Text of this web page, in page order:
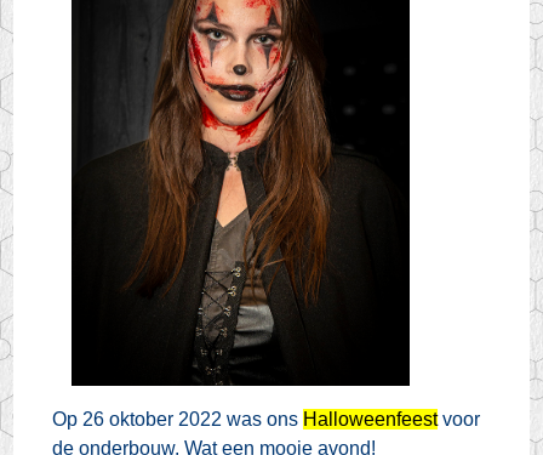
Op 26 oktober 2022 was ons Halloweenfeestvoor
de onderbouw. Wat een mooie avond!